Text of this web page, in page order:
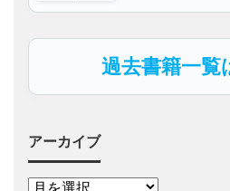
過去書籍一覧
アーカイブ